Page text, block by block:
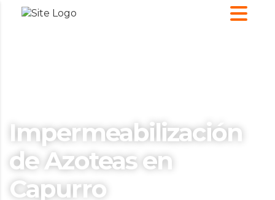
Impermeabilización
de Azoteas en
Capurro